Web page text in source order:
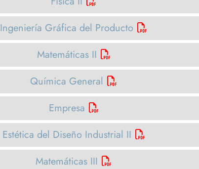
Ingeniería Gráfica del Producto
Matemáticas II
Química General
Empresa
Estética del Diseño Industrial II
Matemáticas III